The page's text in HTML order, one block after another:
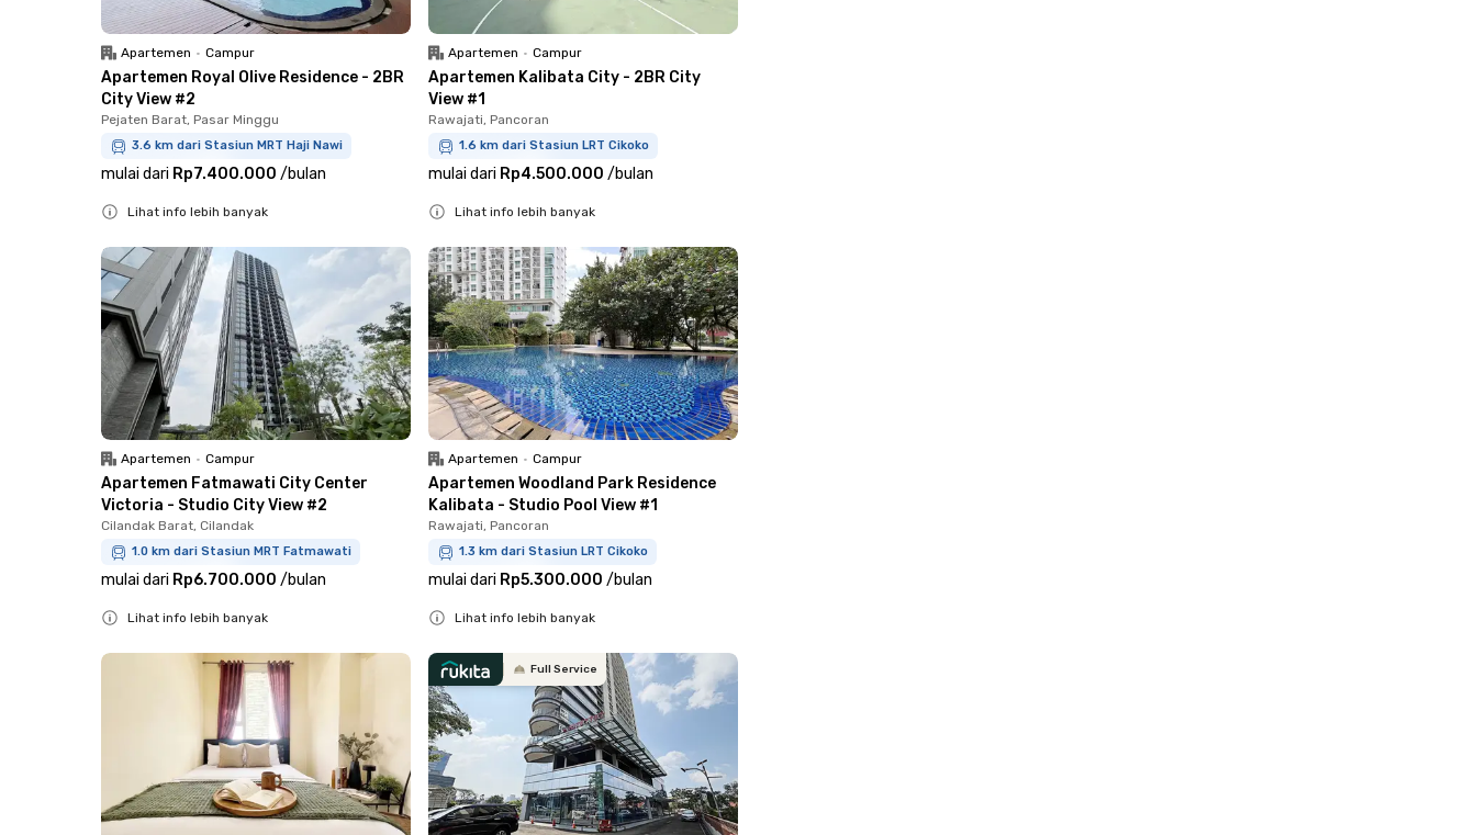
Apartemen • Campur
Apartemen Royal Olive Residence - 2BR
City View #2
Pejaten Barat, Pasar Minggu
3.6 km dari Stasiun MRT Haji Nawi
mulai dari Rp7.400.000 /bulan
Lihat info lebih banyak
Apartemen • Campur
Apartemen Kalibata City - 2BR City
View #1
Rawajati, Pancoran
1.6 km dari Stasiun LRT Cikoko
mulai dari Rp4.500.000 /bulan
Lihat info lebih banyak
Apartemen • Campur
Apartemen Fatmawati City Center
Victoria - Studio City View #2
Cilandak Barat, Cilandak
1.0 km dari Stasiun MRT Fatmawati
mulai dari Rp6.700.000 /bulan
Lihat info lebih banyak
Apartemen • Campur
Apartemen Woodland Park Residence
Kalibata - Studio Pool View #1
Rawajati, Pancoran
1.3 km dari Stasiun LRT Cikoko
mulai dari Rp5.300.000 /bulan
Lihat info lebih banyak
Full Service